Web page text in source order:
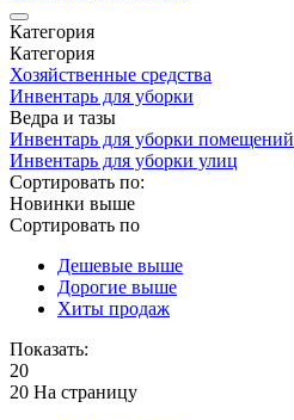
Категория
Категория
Хозяйственные средства
Инвентарь для уборки
Ведра и тазы
Инвентарь для уборки помещений
Инвентарь для уборки улиц
Сортировать по:
Новинки выше
Сортировать по
Дешевые выше
Дорогие выше
Хиты продаж
Показать:
20
20 На страницу